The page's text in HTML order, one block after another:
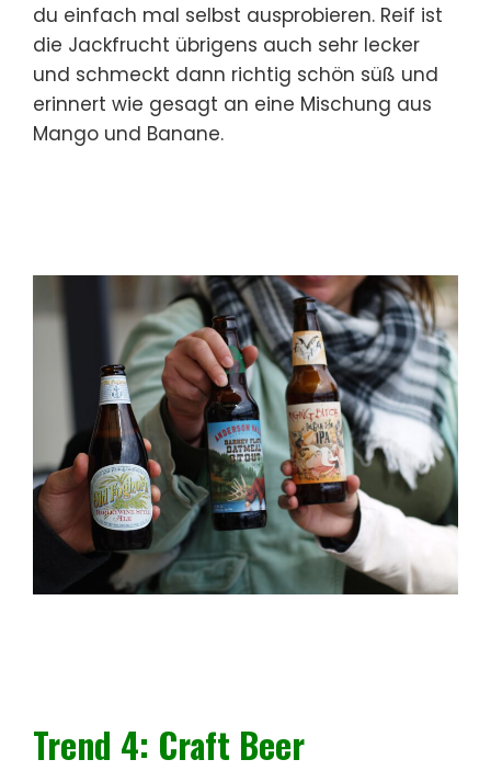
du einfach mal selbst ausprobieren. Reif ist
die Jackfrucht übrigens auch sehr lecker
und schmeckt dann richtig schön süß und
erinnert wie gesagt an eine Mischung aus
Mango und Banane.
Trend 4: Craft Beer